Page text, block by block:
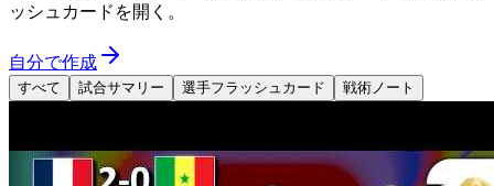
ッシュカードを開く。
自分で作成
すべて 試合サマリー 選手フラッシュカード 戦術ノート